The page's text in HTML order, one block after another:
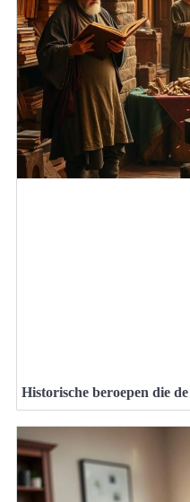
Historische beroepen die